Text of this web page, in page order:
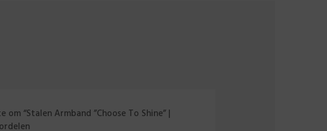
om “Stalen Armband ”Choose To Shine” |